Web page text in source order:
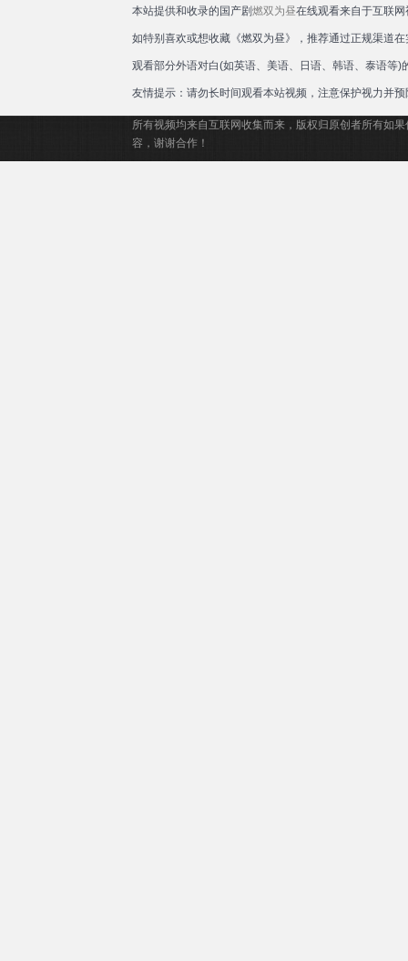
本站提供和收录的国产剧燃双为昼在线观看来自于互联
如特别喜欢或想收藏《燃双为昼》，推荐通过正规渠道
观看部分外语对白(如英语、美语、日语、韩语、泰语等
友情提示：请勿长时间观看本站视频，注意保护视力并预
所有视频均来自互联网收集而来，版权归原创者所有如
容，谢谢合作！